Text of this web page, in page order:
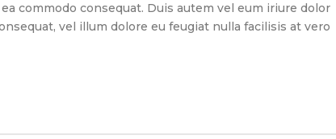
commodo consequat. Duis autem vel eum iriure dolor
vel illum dolore eu feugiat nulla facilisis at vero